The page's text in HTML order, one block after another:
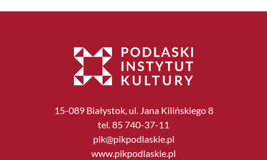
15-089 Białystok, ul. Jana Kilińskiego 8
tel. 85 740-37-11
pik@pikpodlaskie.pl
www.pikpodlaskie.pl